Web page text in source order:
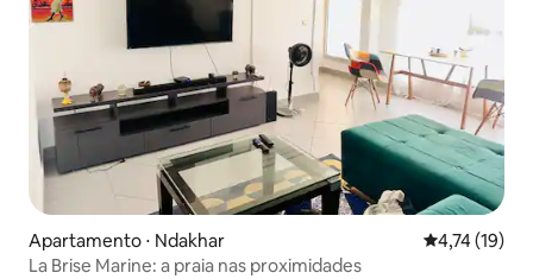
Apartamento ⋅ Ndakhar 4,74 de uma
4,74 (19)
La Brise Marine: a praia nas proximidades